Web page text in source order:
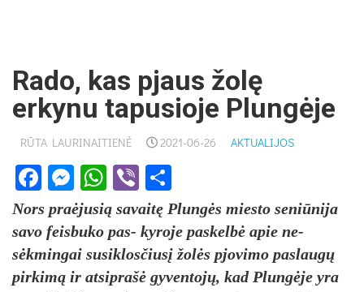
Rado, kas pjaus žolę
erkynu tapusioje Plungėje
RŪTA LAURINAITIENĖ 2021-06-26 AKTUALIJOS
Facebook
Messenger
WhatsApp
Viber
Nors pra­ėju­sią sa­vaitę Plungės mies­to se­niū­ni­ja
sa­vo feis­bu­ko pa­s- ky­ro­je pa­skelbė apie ne­
sėkmin­gai su­si­klos­čiusį žolės pjo­vi­mo pa­slaugų
pir­kimą ir at­si­prašė gy­ven­tojų, kad Plungė­je yra